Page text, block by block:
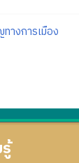
างการเมือง